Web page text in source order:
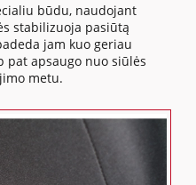
būdu, naudojant
stabilizuoja pasiūtą
jam kuo geriau
pat apsaugo nuo siūlės
metu.